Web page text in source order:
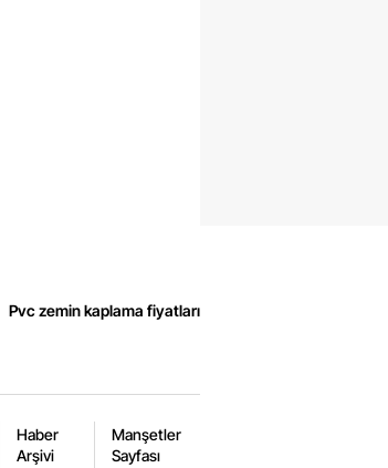
Pvc zemin kaplama fiyatları
Haber
Arşivi
Manşetler
Sayfası